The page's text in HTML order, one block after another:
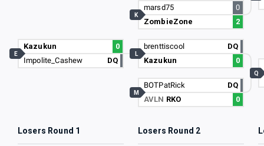
Kazukun
0
Impolite_Cashew
DQ
E
marsd75
0
ZombieZone
2
K
brenttiscool
DQ
Kazukun
0
L
BOTPatRick
DQ
AVLN RKO 0
M
Q
Losers Round 1 Losers Round 2